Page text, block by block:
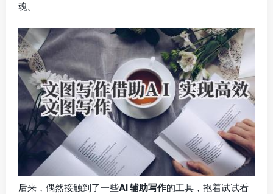
魂。
后来，偶然接触到了一些AI 辅助写作的工具，抱着试试看